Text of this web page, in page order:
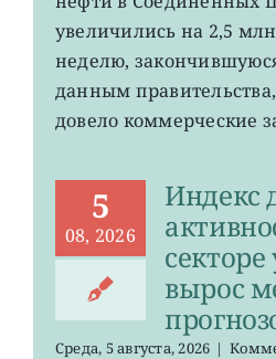
увеличились на 2,5
неделю,
данным
довело коммерческие
5
08, 2026
Индекс
вырос
Среда, 5 августа, 2026 |